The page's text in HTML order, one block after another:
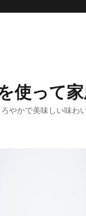
使って
やかで美味しい味わ